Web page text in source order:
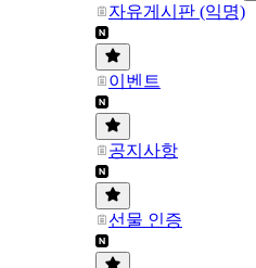
자유게시판 (익명)
이벤트
공지사항
선물 인증